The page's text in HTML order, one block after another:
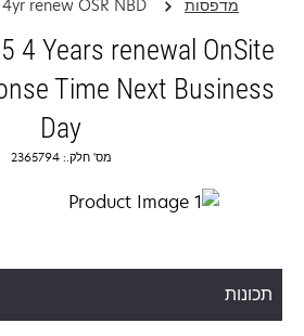
מדפסות renew OSR NBD
4 Years renewal OnSite
Time Next Business
Day
מס' חלק.: 2365794
תכונות